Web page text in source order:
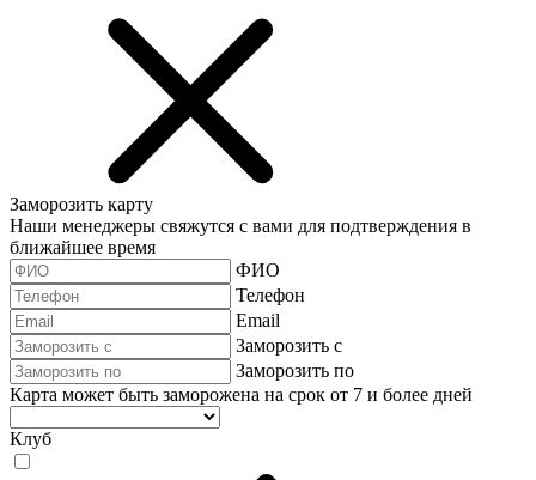
Заморозить карту
Наши менеджеры свяжутся с вами для подтверждения в
ближайшее время
ФИО
Телефон
Email
Заморозить с
Заморозить по
Карта может быть заморожена на срок от 7 и более дней
Клуб